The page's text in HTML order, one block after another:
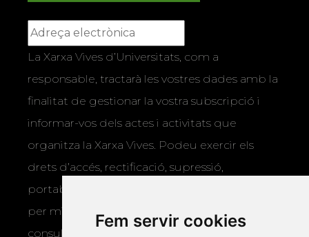
Fem servir cookies
La Xarxa Vives d’Universitats, com a
responsable, tractarà les vostres dades amb la
finalitat de gestionar la vostra subscripció i
informar-vos dels actes i activitats que
organitza la Xarxa Vives. Podeu exercir els
drets d’accés, rectificació, supressió,
portabilitat, limitació o oposició al tractament
per mitjans físics o electrònics. Podeu
consultar la